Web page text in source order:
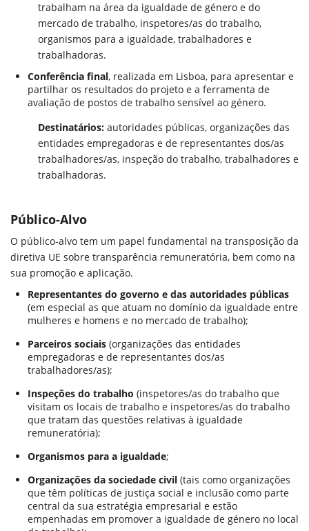
trabalham na área da igualdade de género e do
mercado de trabalho, inspetores/as do trabalho,
organismos para a igualdade, trabalhadores e
trabalhadoras.
Conferência final, realizada em Lisboa, para apresentar e
partilhar os resultados do projeto e a ferramenta de
avaliação de postos de trabalho sensível ao género.
Destinatários: autoridades públicas, organizações das
entidades empregadoras e de representantes dos/as
trabalhadores/as, inspeção do trabalho, trabalhadores e
trabalhadoras.
Público-Alvo
O público-alvo tem um papel fundamental na transposição da
diretiva UE sobre transparência remuneratória, bem como na
sua promoção e aplicação.
Representantes do governo e das autoridades públicas
(em especial as que atuam no domínio da igualdade entre
mulheres e homens e no mercado de trabalho);
Parceiros sociais (organizações das entidades
empregadoras e de representantes dos/as
trabalhadores/as);
Inspeções do trabalho (inspetores/as do trabalho que
visitam os locais de trabalho e inspetores/as do trabalho
que tratam das questões relativas à igualdade
remuneratória);
Organismos para a igualdade;
Organizações da sociedade civil (tais como organizações
que têm políticas de justiça social e inclusão como parte
central da sua estratégia empresarial e estão
empenhadas em promover a igualdade de género no local